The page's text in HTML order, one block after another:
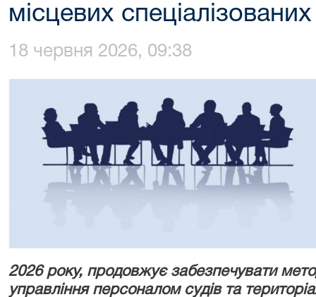
місцевих спеціалізованих
18 червня 2026, 09:38
2026 року, продовжує забезпечувати
управління персоналом судів та